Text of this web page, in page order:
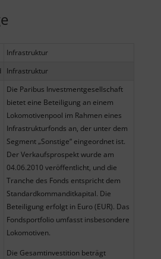
Infrastruktur
Infrastruktur
Die Paribus Investmentgesellschaft
bietet eine Beteiligung an einem
Lokomotivenpool im Rahmen eines
Infrastrukturfonds an, der unter dem
Segment „Sonstige“ eingeordnet ist.
Der Verkaufsprospekt wurde am
04.06.2010 veröffentlicht, und die
Tranche des Fonds entspricht dem
Standardkommanditkapital. Die
Beteiligung erfolgt in Euro (EUR). Das
Fondsportfolio umfasst insbesondere
Lokomotiven.
Die Gesamtinvestition beträgt